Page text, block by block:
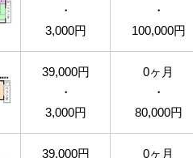
・
3,000円
・
100,000円
39,000円
・
3,000円
0ヶ月
・
80,000円
39,000円 0ヶ月